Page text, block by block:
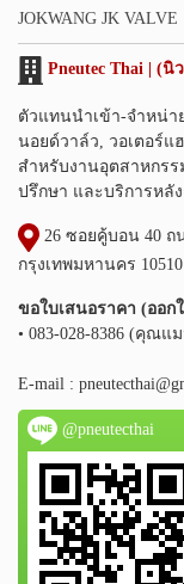
JOKWANG JK VALVE
Pneutec Thai | (นิ
ตัวแทนนำเข้า-จำหน่า
นอยด์วาล์ว, วอเตอร์
สำหรับงานอุตสาหกรร
ปรึกษา และบริการหลั
26 ซอยคู้บอน 40
กรุงเทพมหานคร 10510
ขอใบเสนอราคา (ออก
• 083-028-8386 (คุณแ
E-mail :
@pneutecthai